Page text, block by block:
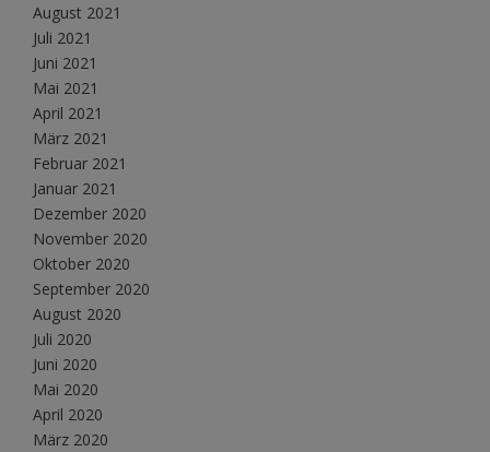
August 2021
Juli 2021
Juni 2021
Mai 2021
April 2021
März 2021
Februar 2021
Januar 2021
Dezember 2020
November 2020
Oktober 2020
September 2020
August 2020
Juli 2020
Juni 2020
Mai 2020
April 2020
März 2020